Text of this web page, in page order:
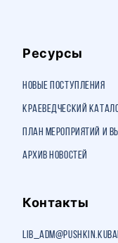
Ресурсы
Новые поступления
Краеведческий
План мероприятий и
Архив новостей
Контакты